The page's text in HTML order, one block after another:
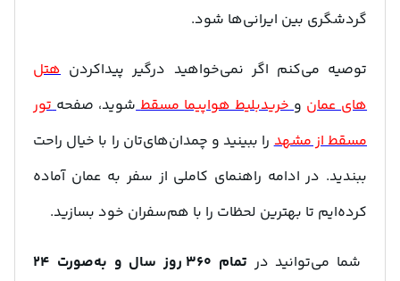
گردشگری بین ایرانی‌ها شود.
توصیه می‌کنم اگر نمی‌خواهید درگیر پیداکردن هتل
های عمان و خریدبلیط هواپیما مسقط شوید، صفحه تور
مسقط از مشهدرا ببینید و چمدان‌های‌تان را با خیال راحت
ببندید. در ادامه راهنمای کاملی از سفر به عمان آماده
کرده‌ایم تا بهترین لحظات را با هم‌سفران خود بسازید.
شما می‌توانید در
تمام ۳۶۰ روز سال و به‌صورت ۲۴